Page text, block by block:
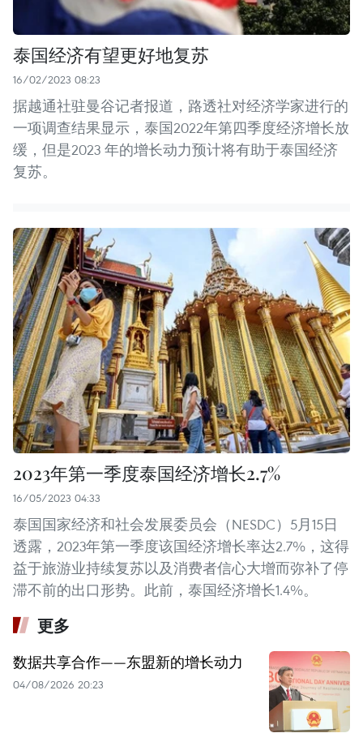
泰国经济有望更好地复苏
16/02/2023 08:23
据越通社驻曼谷记者报道，路透社对经济学家进行的
一项调查结果显示，泰国2022年第四季度经济增长放
缓，但是2023 年的增长动力预计将有助于泰国经济
复苏。
2023年第一季度泰国经济增长2.7%
16/05/2023 04:33
泰国国家经济和社会发展委员会（NESDC）5月15日
透露，2023年第一季度该国经济增长率达2.7%，这得
益于旅游业持续复苏以及消费者信心大增而弥补了停
滞不前的出口形势。此前，泰国经济增长1.4%。
更多
数据共享合作——东盟新的增长动力
04/08/2026 20:23